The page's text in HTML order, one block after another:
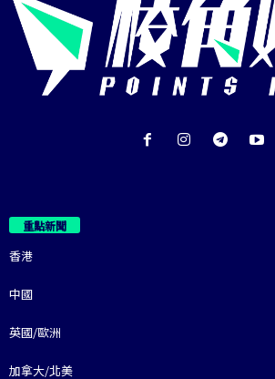
重點新聞
香港
中國
英國/歐洲
加拿大/北美